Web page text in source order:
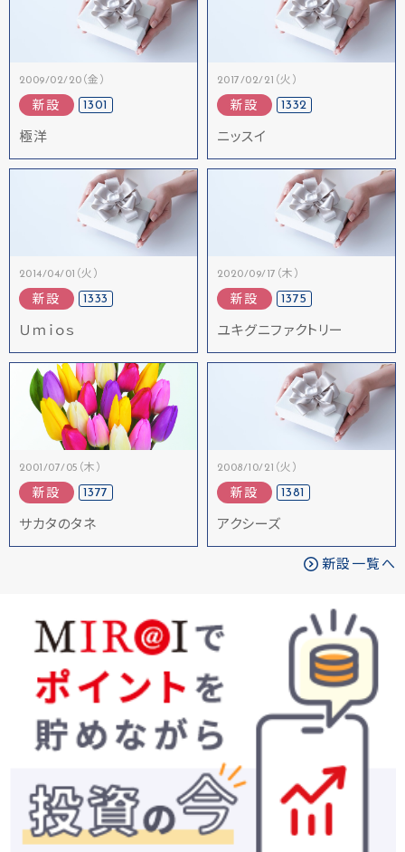
2009/02/20（金）
新設 1301
極洋
2017/02/21（火）
新設 1332
ニッスイ
2014/04/01（火）
新設 1333
Ｕｍｉｏｓ
2020/09/17（木）
新設 1375
ユキグニファクトリー
2001/07/05（木）
新設 1377
サカタのタネ
2008/10/21（火）
新設 1381
アクシーズ
新設一覧へ